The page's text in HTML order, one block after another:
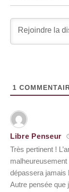
1
Libre Penseur
Très pertinent !
dépassera jamais
Autre pensée que